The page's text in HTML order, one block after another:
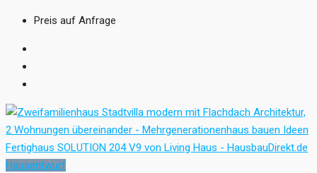
Preis auf Anfrage
Hausentwurf